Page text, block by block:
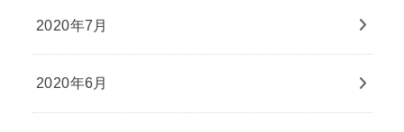
2020年7月
2020年6月